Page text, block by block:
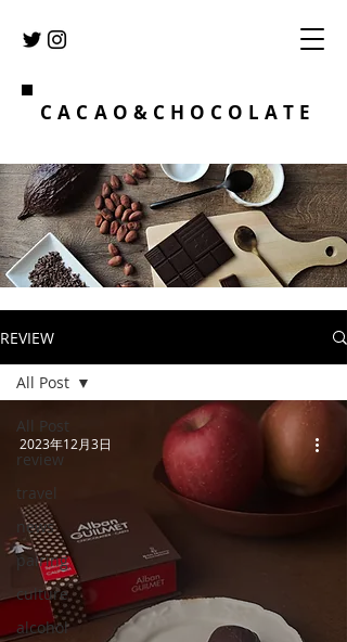
CACAO&CHOCOLATE
REVIEW
All Post
review
travel
news
pairing
culture
alcohol
All Post
2023年12月3日